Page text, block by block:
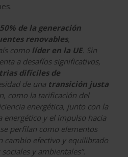
de la generación
renovables,
como líder en la UE. Sin
a desafíos significativos,
difíciles de
de una transición justa
como la tarificación del
energética, junto con la
energético y el impulso hacia
perfilan como elementos
cambio efectivo y equilibrado
y ambientales”.